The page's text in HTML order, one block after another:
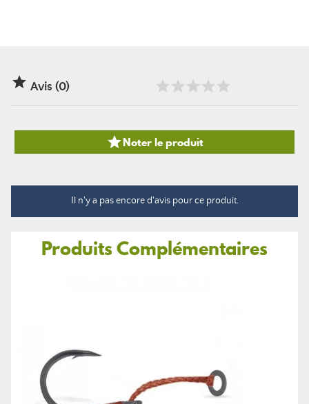
 Avis (0)
Noter le produit
Il n'y a pas encore d'avis pour ce produit.
Produits Complémentaires